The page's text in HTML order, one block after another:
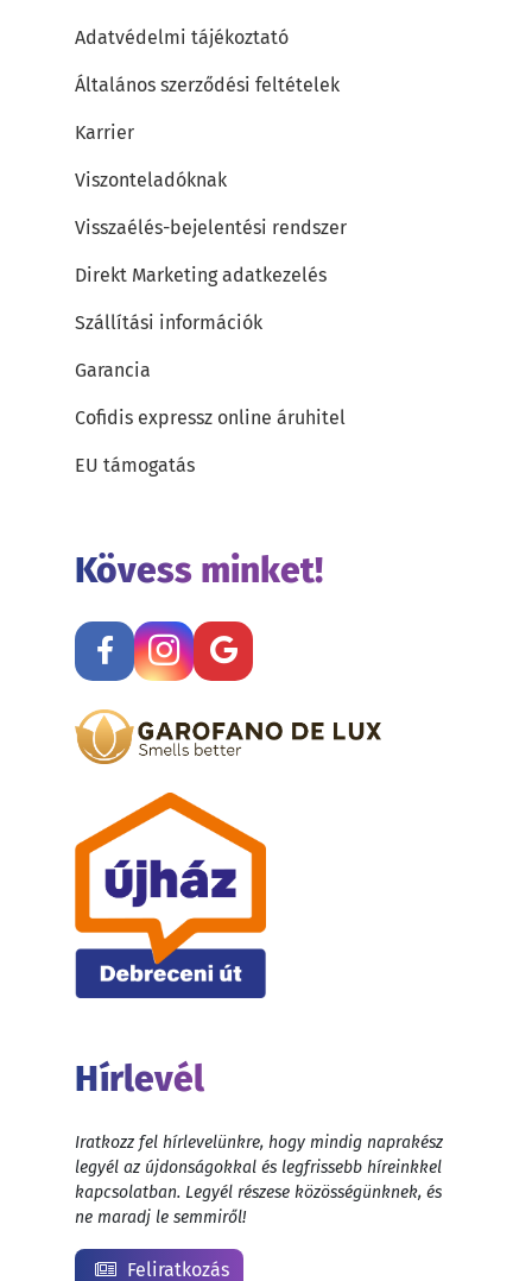
Adatvédelmi tájékoztató
Általános szerződési feltételek
Karrier
Viszonteladóknak
Visszaélés-bejelentési rendszer
Direkt Marketing adatkezelés
Szállítási információk
Garancia
Cofidis expressz online áruhitel
EU támogatás
Kövess minket!
Hírlevél
Iratkozz fel hírlevelünkre, hogy mindig naprakész
legyél az újdonságokkal és legfrissebb híreinkkel
kapcsolatban. Legyél részese közösségünknek, és
ne maradj le semmiről!
Feliratkozás